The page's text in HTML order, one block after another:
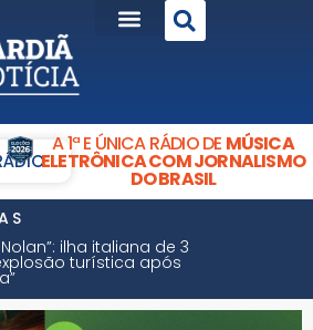
A 1ª E ÚNICA RÁDIO DE MÚSICA
ELETRÔNICA COM JORNALISMO
DO BRASIL
ilha italiana de 3
turística após